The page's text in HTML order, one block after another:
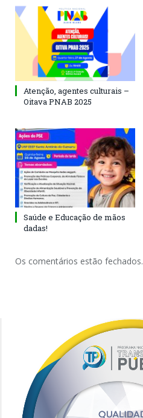
Atenção, agentes culturais –
Oitava PNAB 2025
Saúde e Educação de mãos
dadas!
Os comentários estão fechados.